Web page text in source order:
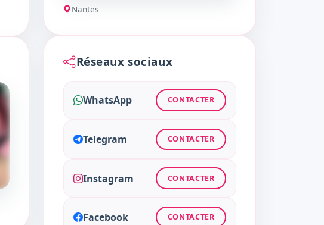
Nantes
Réseaux sociaux
WhatsApp CONTACTER
Telegram CONTACTER
Instagram CONTACTER
Facebook CONTACTER